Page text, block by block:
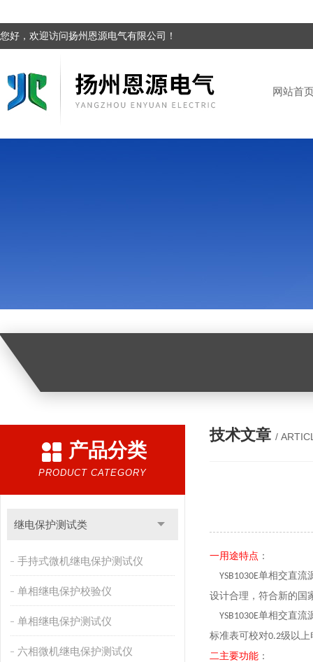
您好，欢迎访问扬州恩源电气有限公司！
网站首
产品分类
PRODUCT CATEGORY
继电保护测试类
手持式微机继电保护测试仪
单相继电保护校验仪
单相继电保护测试仪
六相微机继电保护测试仪
技术文章 /
一用途特点 ：
YSB1030E单相交直流
设计合理，符合新的国
YSB1030E单相交直流
标准表可校对0.2级以上
二主要功能 ：